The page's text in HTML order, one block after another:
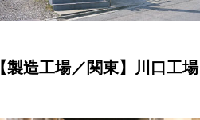
【製造工場／関東】川口工場